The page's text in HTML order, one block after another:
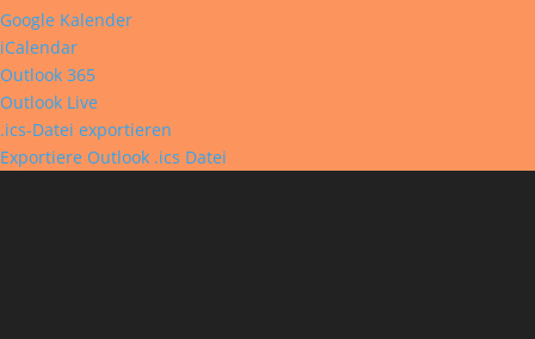
Google Kalender
iCalendar
Outlook 365
Outlook Live
.ics-Datei exportieren
Exportiere Outlook .ics Datei